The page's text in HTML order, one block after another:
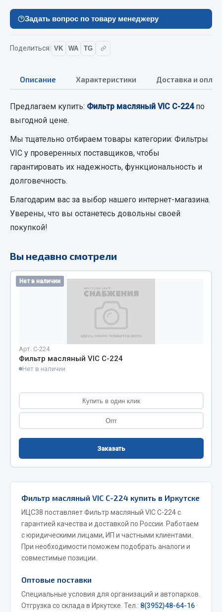
Аптечки и знаки автомобильные
Брызговики
Вымпела
Смазочные материалы
Масла
Охладжающие жидкости
Технические жидкости
МЕТИЗЫ
Кольца стопорные
Весь раздел
Соединительные элементы
Camozzi
Адаптеры и переходники
Тройники
Угольники
Фитинги
Штуцеры
Автомобильный инструмент
Измерительный инструмент
Задать вопрос по товару менеджеру
Поделиться: VK WA TG
Описание Характеристики Доставка и
Предлагаем купить: Фильтр масляный VIC C-224по
выгодной цене.
Мы тщательно отбираем товары категории: Фильтры
VIC у проверенных поставщиков, чтобы
гарантировать их надежность, функциональность и
долговечность.
Благодарим вас за выбор нашего интернет-магазина.
Уверены, что вы останетесь довольны своей
покупкой!
Вы недавно смотрели
Нет в наличии
Арт. C-224
Фильтр масляный VIC C-224
Нет в наличии
Купить в один клик
Опт
Заказать
Фильтр масляный VIC C-224 купить в Иркутске
ИЦС38 поставляет Фильтр масляный VIC C-224 с
гарантией качества и доставкой по России. Работаем
с юридическими лицами, ИП и частными клиентами.
При необходимости поможем подобрать аналоги и
совместимые позиции.
Оптовые поставки
Специальные условия для организаций и автопарков.
Отгрузка со склада в Иркутске. Тел.: 8(3952)48-64-16 ·